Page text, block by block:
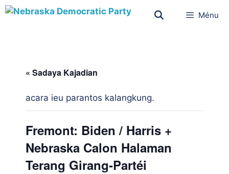
Ménu
« Sadaya Kajadian
acara ieu parantos kalangkung.
Fremont: Biden / Harris +
Nebraska Calon Halaman
Terang Girang-Partéi